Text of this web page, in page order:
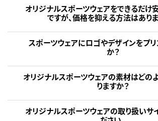
オリジナルスポーツウェアをできるだけ
ですが、価格を抑える方法はあり
スポーツウェアにロゴやデザインをプリ
か？
オリジナルスポーツウェアの素材はどの
りますか？
オリジナルスポーツウェアの取り扱いサ